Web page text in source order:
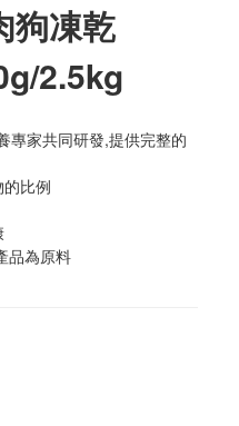
狗凍乾
2.5kg
家共同研發,提供完整的
比例
品為原料